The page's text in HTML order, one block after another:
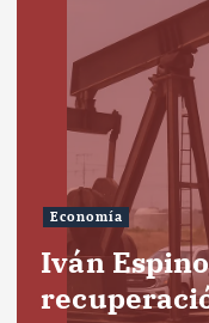
Economía
Iván